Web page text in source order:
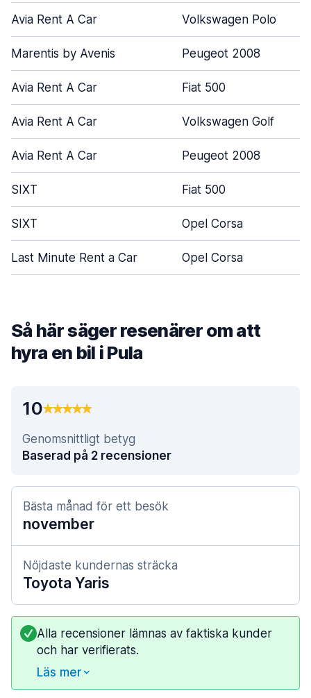
Avia Rent A Car Volkswagen Polo
Marentis by Avenis Peugeot 2008
Avia Rent A Car Fiat 500
Avia Rent A Car Volkswagen Golf
Avia Rent A Car Peugeot 2008
SIXT Fiat 500
SIXT Opel Corsa
Last Minute Rent a Car Opel Corsa
Så här säger resenärer om att
hyra en bil i Pula
10
Genomsnittligt betyg
Baserad på 2 recensioner
Bästa månad för ett besök
november
Nöjdaste kundernas sträcka
Toyota Yaris
Alla recensioner lämnas av faktiska kunder
och har verifierats.
Läs mer